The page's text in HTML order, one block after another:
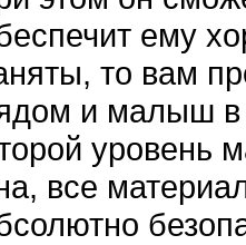
ему
то вам
и малыш в
уровень
все